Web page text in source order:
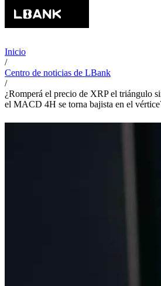
Inicio
/
Centro de noticias de LBank
/
¿Romperá el precio de XRP el triángulo
el MACD 4H se torna bajista en el